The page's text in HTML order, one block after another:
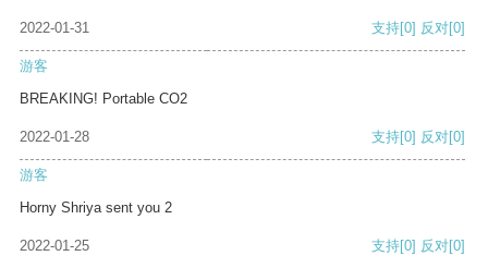
2022-01-31 支持[0] 反对[0]
游客
BREAKING! Portable CO2
2022-01-28 支持[0] 反对[0]
游客
Horny Shriya sent you 2
2022-01-25 支持[0] 反对[0]